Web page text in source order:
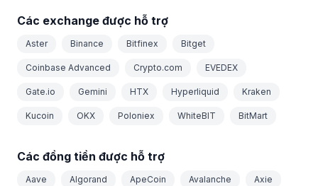
Các exchange được hỗ trợ
Aster Binance Bitfinex Bitget
Coinbase Advanced Crypto.com EVEDEX
Gate.io Gemini HTX Hyperliquid Kraken
Kucoin OKX Poloniex WhiteBIT BitMart
Các đồng tiền được hỗ trợ
Aave Algorand ApeCoin Avalanche Axie